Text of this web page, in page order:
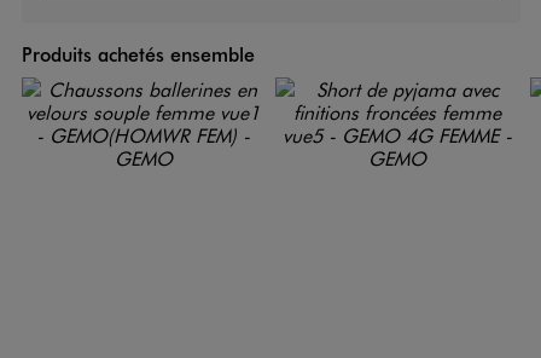
Produits achetés ensemble